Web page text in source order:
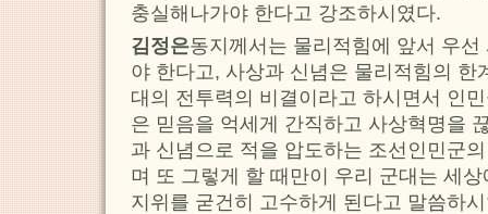
충실해나가야 한다고 강조하시였다.
김정은동지께서는 물리적힘에 앞서 우
야 한다고, 사상과 신념은 물리적힘의 한
대의 전투력의 비결이라고 하시면서 인
은 믿음을 억세게 간직하고 사상혁명을
과 신념으로 적을 압도하는 조선인민군
며 또 그렇게 할 때만이 우리 군대는 세
지위를 굳건히 고수하게 된다고 말씀하